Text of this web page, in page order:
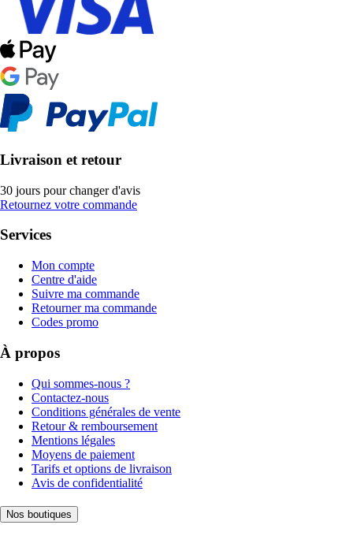
Livraison et retour
30 jours pour changer d'avis
Retournez votre commande
Services
Mon compte
Centre d'aide
Suivre ma commande
Retourner ma commande
Codes promo
À propos
Qui sommes-nous ?
Contactez-nous
Conditions générales de vente
Retour & remboursement
Mentions légales
Moyens de paiement
Tarifs et options de livraison
Avis de confidentialité
Nos boutiques